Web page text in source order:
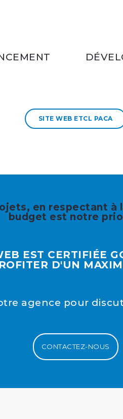
SITE WEB ETCL PACA
en respectant
budget est notre
EST CERTIFIÉE
D'UN
agence pour
CONTACTEZ-NOUS